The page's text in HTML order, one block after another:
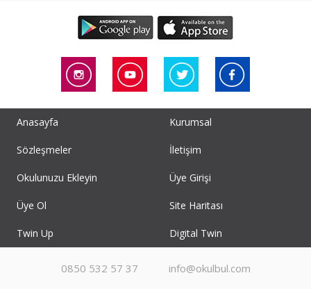
Anasayfa Kurumsal
Sözleşmeler İletişim
Okulunuzu Ekleyin Üye Girişi
Üye Ol Site Haritası
Twin Up Digital Twin
0850 532 57 37
info@okulbul.com